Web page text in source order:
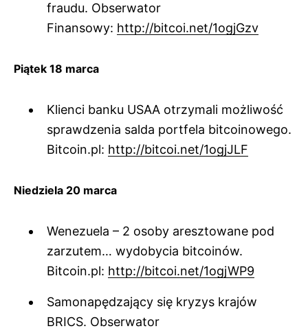
fraudu. Obserwator
Finansowy: http://bitcoi.net/1ogjGzv
Piątek 18 marca
Klienci banku USAA otrzymali możliwość
sprawdzenia salda portfela bitcoinowego.
Bitcoin.pl: http://bitcoi.net/1ogjJLF
Niedziela 20 marca
Wenezuela – 2 osoby aresztowane pod
zarzutem… wydobycia bitcoinów.
Bitcoin.pl: http://bitcoi.net/1ogjWP9
Samonapędzający się kryzys krajów
BRICS. Obserwator